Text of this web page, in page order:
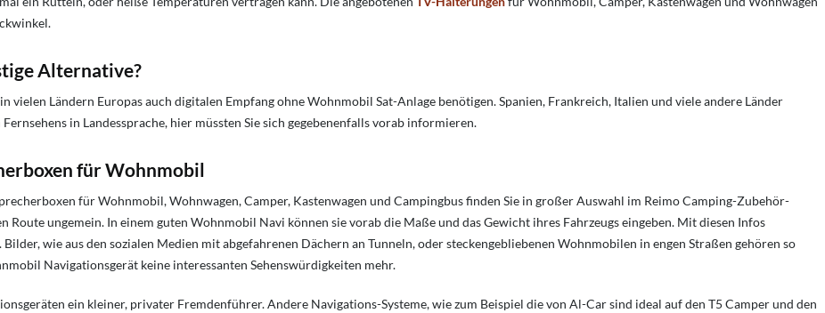
Alternative?
vielen Ländern Europas auch digitalen Empfang ohne Wohnmobil Sat-Anlage benötigen. Spanien, Frankreich, Italien und viele andere Länder
in Landessprache, hier müssten Sie sich gegebenenfalls vorab informieren.
für Wohnmobil
für Wohnmobil, Wohnwagen, Camper, Kastenwagen und Campingbus finden Sie in großer Auswahl im Reimo Camping-Zubehör-
Route ungemein. In einem guten Wohnmobil Navi können sie vorab die Maße und das Gewicht ihres Fahrzeugs eingeben. Mit diesen Infos
wie aus den sozialen Medien mit abgefahrenen Dächern an Tunneln, oder steckengebliebenen Wohnmobilen in engen Straßen gehören so
Navigationsgerät keine interessanten Sehenswürdigkeiten mehr.
ein kleiner, privater Fremdenführer. Andere Navigations-Systeme, wie zum Beispiel die von Al-Car sind ideal auf den T5 Camper und den